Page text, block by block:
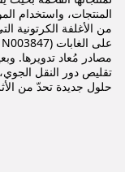
من الأغلفة الكرتونية
مصادر مُعاد تدويرها.
تقليص دور النقل
حلول جديدة تحدّ من